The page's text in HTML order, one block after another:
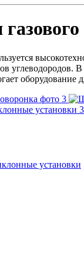
углеводородов.
установки